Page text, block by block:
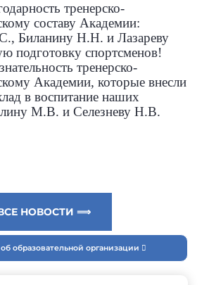
тренерско-
составу Академии:
Биланину Н.Н. и Лазареву
подготовку спортсменов!
тренерско-
Академии, которые внесли
в воспитание наших
М.В. и Селезневу Н.В.
НОВОСТИ ⟹
образовательной организации